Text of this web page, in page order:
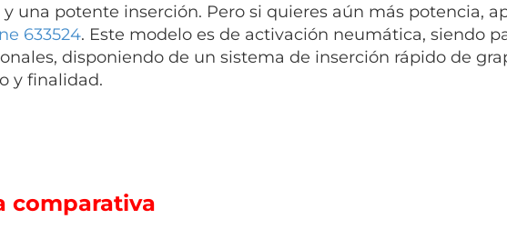
y una potente inserción. Pero si quieres aún más potencia,
633524. Este modelo es de activación neumática, siendo
disponiendo de un sistema de inserción rápido de
y finalidad.
comparativa